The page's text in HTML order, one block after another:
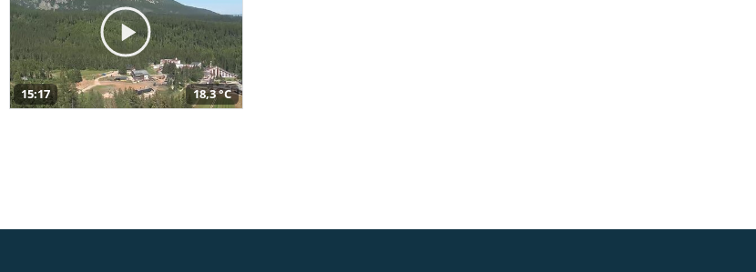
15:17 18,3 °C